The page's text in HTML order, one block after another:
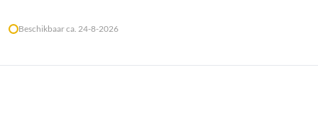
Beschikbaar ca. 24-8-2026